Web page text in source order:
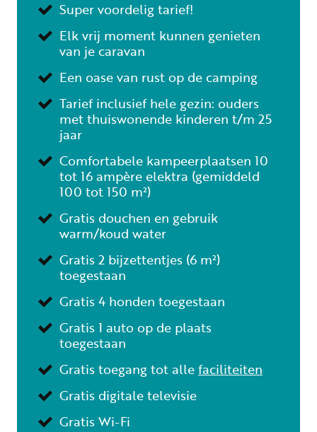
Super voordelig tarief!
Elk vrij moment kunnen genieten
van je caravan
Een oase van rust op de camping
Tarief inclusief hele gezin: ouders
met thuiswonende kinderen t/m 25
jaar
Comfortabele kampeerplaatsen 10
tot 16 ampère elektra (gemiddeld
100 tot 150 m²)
Gratis douchen en gebruik
warm/koud water
Gratis 2 bijzettentjes (6 m²)
toegestaan
Gratis 4 honden toegestaan
Gratis 1 auto op de plaats
toegestaan
Gratis toegang tot allefaciliteiten
Gratis digitale televisie
Gratis Wi-Fi